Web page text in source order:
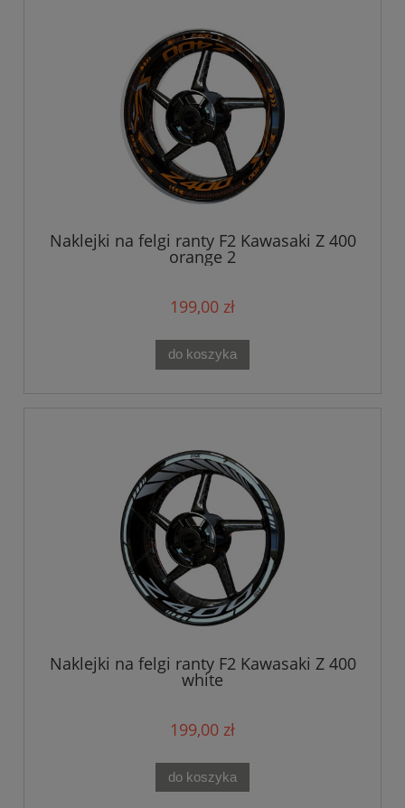
Naklejki na felgi ranty F2 Kawasaki Z 400
orange 2
199,00 zł
do koszyka
Naklejki na felgi ranty F2 Kawasaki Z 400
white
199,00 zł
do koszyka